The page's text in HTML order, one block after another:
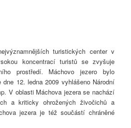
turistických center v
koncentrací turistů se zvyšuje
prostředí. Máchovo jezero bylo
12. ledna 2009 vyhlášeno Národní
V oblasti Máchova jezera se nachází
a kriticky ohrožených živočichů a
jezera je též součástí chráněné